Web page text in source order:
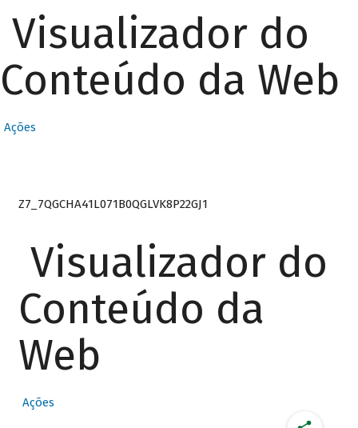
Visualizador do
Conteúdo da Web
Ações
Z7_7QGCHA41L071B0QGLVK8P22GJ1
Visualizador do
Conteúdo da
Web
Ações